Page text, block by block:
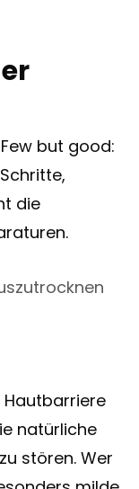
but good:
die
natürliche
stören. Wer